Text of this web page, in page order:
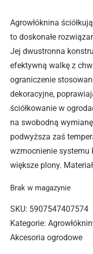
Agrowłóknina
to doskonałe
Jej dwustronna
efektywną walkę z
ograniczenie
dekoracyjne,
ściółkowanie w
na swobodną
podwyższa zaś
wzmocnienie systemu
większe plony.
Brak w magazynie
SKU: 5907547407574
Kategorie:
Akcesoria ogrodowe